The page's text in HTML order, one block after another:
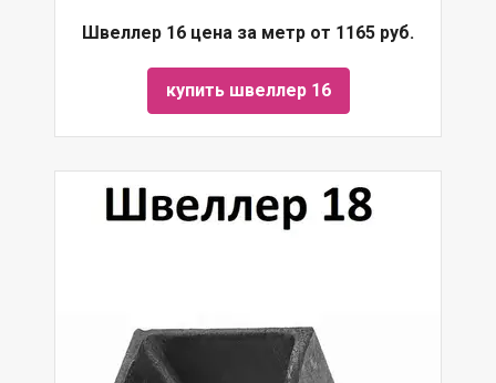
Швеллер 16 цена за метр от 1165 руб.
купить швеллер 16